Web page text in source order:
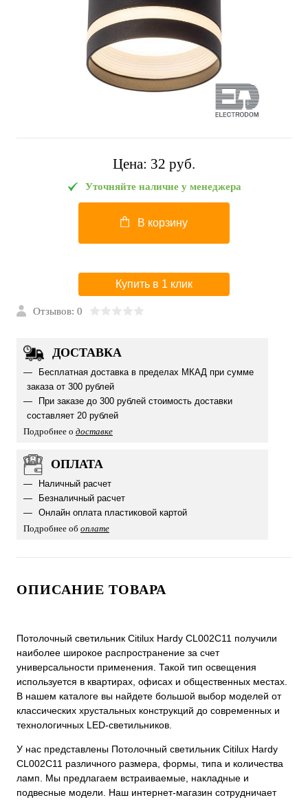
Цена: 32 pуб.
Уточняйте наличие у менеджера
В корзину
Купить в 1 клик
Отзывов: 0
ДОСТАВКА
Бесплатная доставка в пределах МКАД при сумме
заказа от 300 рублей
При заказе до 300 рублей стоимость доставки
составляет 20 рублей
Подробнее о доставке
ОПЛАТА
Наличный расчет
Безналичный расчет
Онлайн оплата пластиковой картой
Подробнее об оплате
ОПИСАНИЕ ТОВАРА
Потолочный светильник Citilux Hardy CL002C11 получили
наиболее широкое распространение за счет
универсальности применения. Такой тип освещения
используется в квартирах, офисах и общественных местах.
В нашем каталоге вы найдете большой выбор моделей от
классических хрустальных конструкций до современных и
технологичных LED-светильников.
У нас представлены Потолочный светильник Citilux Hardy
CL002C11 различного размера, формы, типа и количества
ламп. Мы предлагаем встраиваемые, накладные и
подвесные модели. Наш интернет-магазин сотрудничает